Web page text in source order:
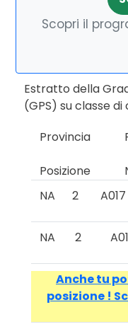
Scopri il
Estratto della
(GPS) su classe di
Provincia
Posizione
NA
2 A017
NA 2
Anche tu
posizione !